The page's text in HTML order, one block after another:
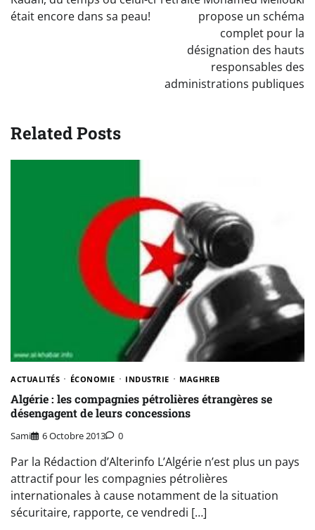
était encore dans sa peau!
propose un schéma
complet pour la
désignation des hauts
responsables des
administrations publiques
Related Posts
ACTUALITÉS ÉCONOMIE INDUSTRIE MAGHREB
Algérie : les compagnies pétrolières étrangères se
désengagent de leurs concessions
Sami 6 Octobre 2013 0
Par la Rédaction d’Alterinfo L’Algérie n’est plus un pays
attractif pour les compagnies pétrolières
internationales à cause notamment de la situation
sécuritaire, rapporte, ce vendredi […]